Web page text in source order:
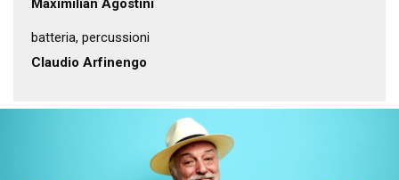
Maximilian Agostini
batteria, percussioni
Claudio Arfinengo